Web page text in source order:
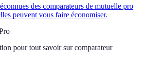
des comparateurs de mutuelle pro
peuvent vous faire économiser.
pour tout savoir sur comparateur